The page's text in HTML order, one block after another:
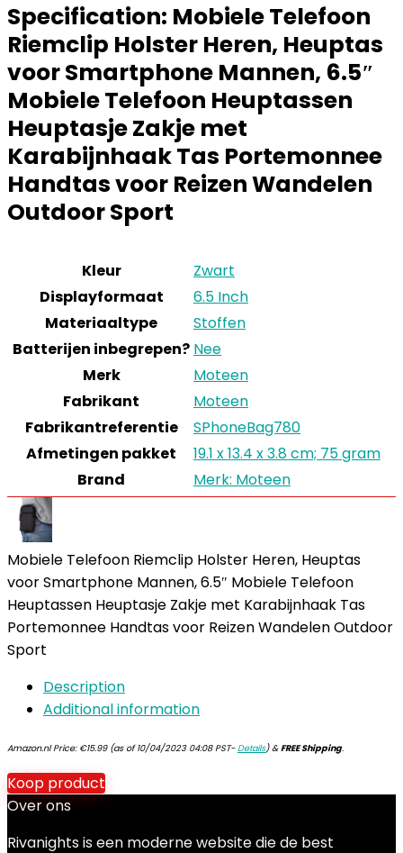
Specification: Mobiele Telefoon
Riemclip Holster Heren, Heuptas
voor Smartphone Mannen, 6.5″
Mobiele Telefoon Heuptassen
Heuptasje Zakje met
Karabijnhaak Tas Portemonnee
Handtas voor Reizen Wandelen
Outdoor Sport
Kleur
Zwart
Displayformaat
6.5 Inch
Materiaaltype
Stoffen
Batterijen inbegrepen? Nee
Merk
Moteen
Fabrikant
Moteen
Fabrikantreferentie
SPhoneBag780
Afmetingen pakket
19.1 x 13.4 x 3.8 cm; 75 gram
Brand
Merk: Moteen
Mobiele Telefoon Riemclip Holster Heren, Heuptas
voor Smartphone Mannen, 6.5″ Mobiele Telefoon
Heuptassen Heuptasje Zakje met Karabijnhaak Tas
Portemonnee Handtas voor Reizen Wandelen Outdoor
Sport
Description
Additional information
Amazon.nl Price: €15.99(as of 10/04/2023 04:08 PST-Details)&FREE Shipping.
Koop product
Over ons
Rivanights is een moderne website die de best